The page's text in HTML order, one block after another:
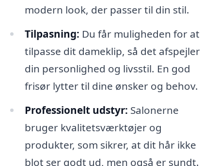
modern look, der passer til din stil.
Tilpasning: Du får muligheden for at
tilpasse dit dameklip, så det afspejler
din personlighed og livsstil. En god
frisør lytter til dine ønsker og behov.
Professionelt udstyr: Salonerne
bruger kvalitetsværktøjer og
produkter, som sikrer, at dit hår ikke
blot ser godt ud, men også er sundt.